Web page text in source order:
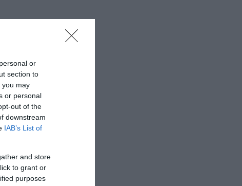
or
section to
you may
or personal
out of the
downstream
IAB’s List of
and store
to grant or
purposes